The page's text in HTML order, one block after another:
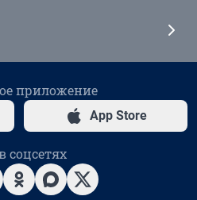
приложение
App Store
соцсетях